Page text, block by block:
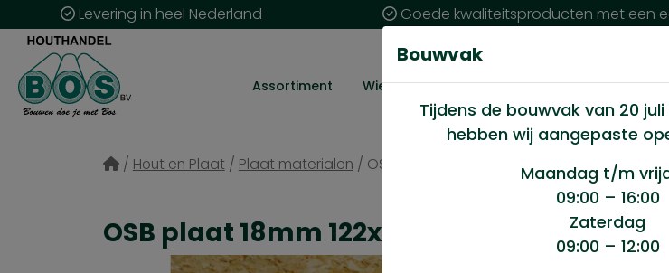
Levering in heel Nederland Goede kwaliteitsproducten met een
Assortiment Wie zijn wij? Klantenservice Nieuws
/ Hout en Plaat / Plaat materialen / OSB plaat 18mm 122x244cm
OSB plaat 18mm 122x244cm
Bouwvak
Tijdens de bouwvak van 20
hebben wij aangepaste
Maandag t/m
09:00 – 16:00
Zaterdag
09:00 – 12:00